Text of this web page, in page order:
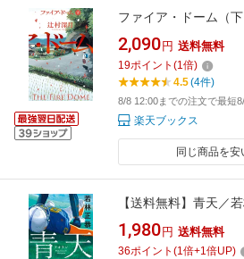
ファイア・ドーム（
2,090 円 送料無料
19ポイント (1倍)
4.5(4件)
8/8 12:00までの注文で最短
楽天ブックス
同じ商品を安
【送料無料】青天／
1,980 円 送料無料
36ポイント (1倍+1倍UP)